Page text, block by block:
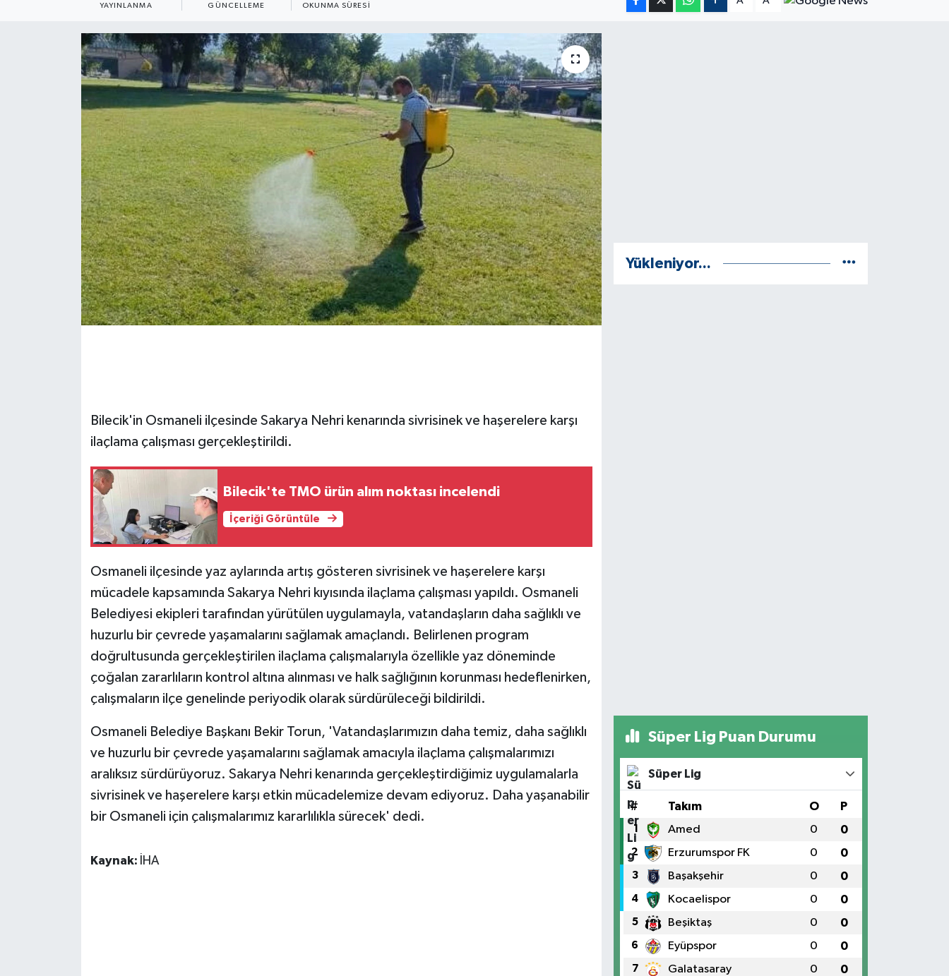
YAYINLANMA GÜNCELLEME OKUNMA SÜRESI
Bilecik'in Osmaneli ilçesinde Sakarya Nehri kenarında sivrisinek ve haşerelere karşı
ilaçlama çalışması gerçekleştirildi.
Bilecik'te TMO ürün alım noktası incelendi
İçeriği Görüntüle
Osmaneli ilçesinde yaz aylarında artış gösteren sivrisinek ve haşerelere karşı
mücadele kapsamında Sakarya Nehri kıyısında ilaçlama çalışması yapıldı. Osmaneli
Belediyesi ekipleri tarafından yürütülen uygulamayla, vatandaşların daha sağlıklı ve
huzurlu bir çevrede yaşamalarını sağlamak amaçlandı. Belirlenen program
doğrultusunda gerçekleştirilen ilaçlama çalışmalarıyla özellikle yaz döneminde
çoğalan zararlıların kontrol altına alınması ve halk sağlığının korunması hedeflenirken,
çalışmaların ilçe genelinde periyodik olarak sürdürüleceği bildirildi.
Osmaneli Belediye Başkanı Bekir Torun, 'Vatandaşlarımızın daha temiz, daha sağlıklı
ve huzurlu bir çevrede yaşamalarını sağlamak amacıyla ilaçlama çalışmalarımızı
aralıksız sürdürüyoruz. Sakarya Nehri kenarında gerçekleştirdiğimiz uygulamalarla
sivrisinek ve haşerelere karşı etkin mücadelemize devam ediyoruz. Daha yaşanabilir
bir Osmaneli için çalışmalarımız kararlılıkla sürecek' dedi.
Kaynak: İHA
Yükleniyor...
Süper Lig Puan Durumu
Süper Lig
# Takım O P
1 Amed 0 0
2 Erzurumspor FK 0 0
3 Başakşehir 0 0
4 Kocaelispor 0 0
5 Beşiktaş 0 0
6 Eyüpspor 0 0
7 Galatasaray 0 0
Dış Haberler
EKONOMİ
English News
Flaş Haber
Gayrimenkul
İş Dünyası
Jandarma
KÜLTÜR SANAT
MAGAZİN
Otomobil